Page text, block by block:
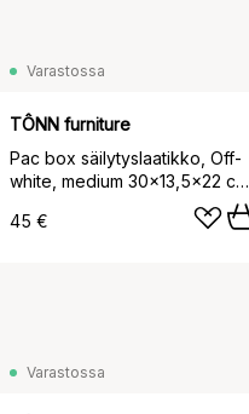
Varastossa
TÔNN furniture
Pac box säilytyslaatikko, Off-
white, medium 30×13,5×22 cm,
45 €
Varastossa